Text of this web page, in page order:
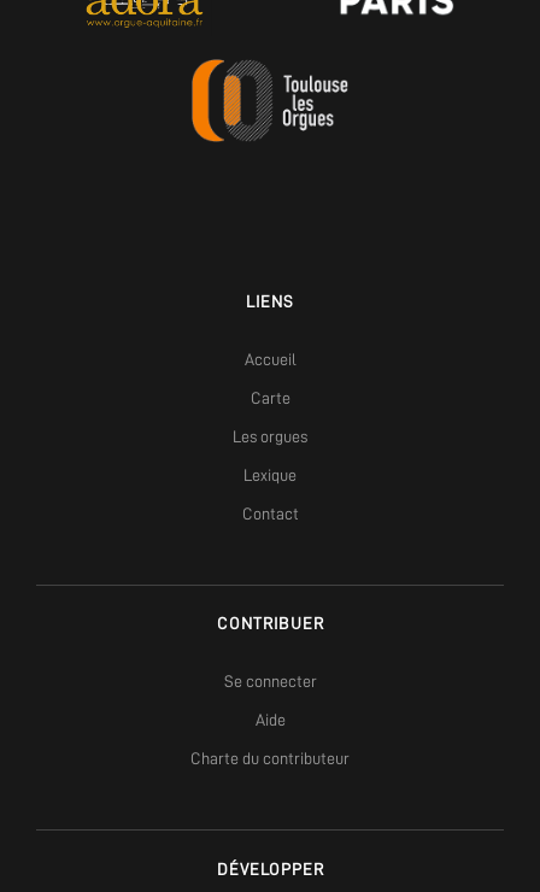
LIENS
Accueil
Carte
Les orgues
Lexique
Contact
CONTRIBUER
Se connecter
Aide
Charte du contributeur
DÉVELOPPER